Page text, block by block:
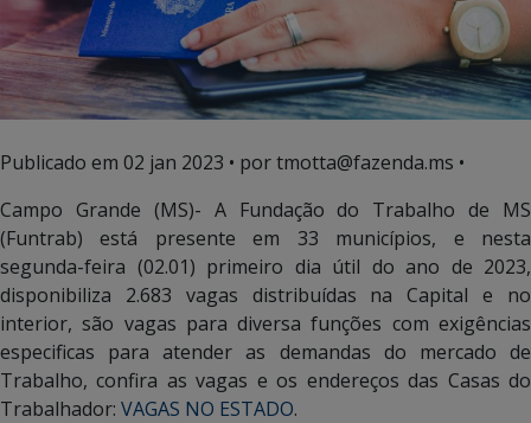
Publicado em 02 jan 2023 • por tmotta@fazenda.ms •
Campo Grande (MS)- A Fundação do Trabalho de MS
(Funtrab) está presente em 33 municípios, e nesta
segunda-feira (02.01) primeiro dia útil do ano de 2023,
disponibiliza 2.683 vagas distribuídas na Capital e no
interior, são vagas para diversa funções com exigências
especificas para atender as demandas do mercado de
Trabalho, confira as vagas e os endereços das Casas do
Trabalhador: VAGAS NO ESTADO.